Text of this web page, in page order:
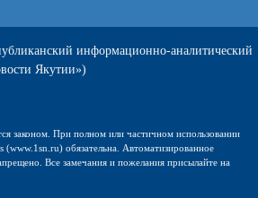
информационно-аналитический
Якутии»)
законом. При полном или частичном использовании
(www.1sn.ru) обязательна. Автоматизированное
Все замечания и пожелания присылайте на